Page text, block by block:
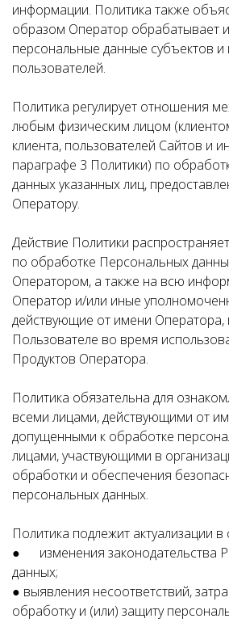
информации. Политика также
образом Оператор обрабатывает
персональные данные субъектов
пользователей.
Политика регулирует отношения
любым физическим лицом
клиента, пользователей Сайтов и
параграфе 3 Политики) по
данных указанных лиц,
Оператору.
Действие Политики
по обработке Персональных
Оператором, а также на всю
Оператор и/или иные
действующие от имени Оператора,
Пользователе во время
Продуктов Оператора.
Политика обязательна для
всеми лицами, действующими от
допущенными к обработке
лицами, участвующими в
обработки и обеспечения
персональных данных.
Политика подлежит актуализации в
● изменения законодательства
данных;
● выявления несоответствий,
обработку и (или) защиту